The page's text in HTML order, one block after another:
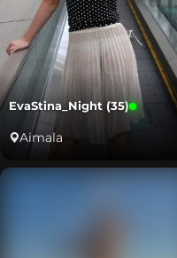
EvaStina_Night (35)
Aimala